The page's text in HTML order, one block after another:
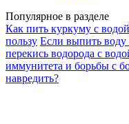
Популярное в разделе
Как пить куркуму с
пользу Если выпить воду
перекись водорода с
иммунитета и борьбы с
навредить?